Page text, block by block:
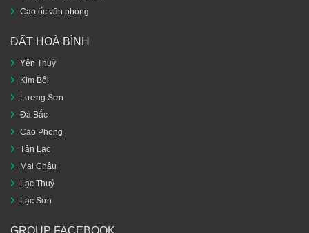
Cao ốc văn phòng
ĐẤT HOÀ BÌNH
Yên Thuỷ
Kim Bôi
Lương Sơn
Đà Bắc
Cao Phong
Tân Lạc
Mai Châu
Lạc Thuỷ
Lạc Sơn